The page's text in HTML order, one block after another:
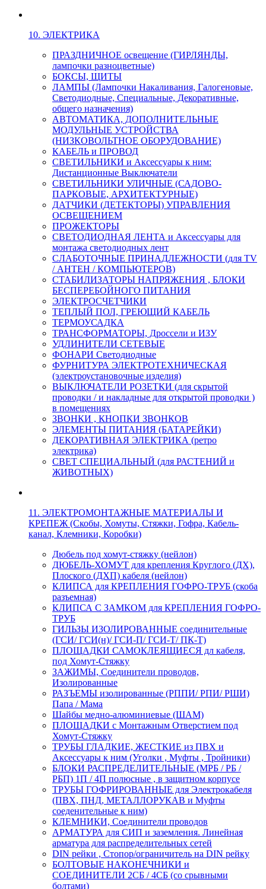
10. ЭЛЕКТРИКА
ПРАЗДНИЧНОЕ освещение (ГИРЛЯНДЫ,
лампочки разноцветные)
БОКСЫ, ЩИТЫ
ЛАМПЫ (Лампочки Накаливания, Галогеновые,
Светодиодные, Специальные, Декоративные,
общего назначения)
АВТОМАТИКА, ДОПОЛНИТЕЛЬНЫЕ
МОДУЛЬНЫЕ УСТРОЙСТВА
(НИЗКОВОЛЬТНОЕ ОБОРУДОВАНИЕ)
КАБЕЛЬ и ПРОВОД
СВЕТИЛЬНИКИ и Аксессуары к ним:
Дистанционные Выключатели
СВЕТИЛЬНИКИ УЛИЧНЫЕ (САДОВО-
ПАРКОВЫЕ, АРХИТЕКТУРНЫЕ)
ДАТЧИКИ (ДЕТЕКТОРЫ) УПРАВЛЕНИЯ
ОСВЕЩЕНИЕМ
ПРОЖЕКТОРЫ
СВЕТОДИОДНАЯ ЛЕНТА и Аксессуары для
монтажа светодиодных лент
СЛАБОТОЧНЫЕ ПРИНАДЛЕЖНОСТИ (для TV
/ АНТЕН / КОМПЬЮТЕРОВ)
СТАБИЛИЗАТОРЫ НАПРЯЖЕНИЯ , БЛОКИ
БЕСПЕРЕБОЙНОГО ПИТАНИЯ
ЭЛЕКТРОСЧЕТЧИКИ
ТЕПЛЫЙ ПОЛ, ГРЕЮЩИЙ КАБЕЛЬ
ТЕРМОУСАДКА
ТРАНСФОРМАТОРЫ, Дроссели и ИЗУ
УДЛИНИТЕЛИ СЕТЕВЫЕ
ФОНАРИ Светодиодные
ФУРНИТУРА ЭЛЕКТРОТЕХНИЧЕСКАЯ
(электроустановочные изделия)
ВЫКЛЮЧАТЕЛИ РОЗЕТКИ (для скрытой
проводки / и накладные для открытой проводки )
в помещениях
ЗВОНКИ , КНОПКИ ЗВОНКОВ
ЭЛЕМЕНТЫ ПИТАНИЯ (БАТАРЕЙКИ)
ДЕКОРАТИВНАЯ ЭЛЕКТРИКА (ретро
электрика)
СВЕТ СПЕЦИАЛЬНЫЙ (для РАСТЕНИЙ и
ЖИВОТНЫХ)
11. ЭЛЕКТРОМОНТАЖНЫЕ МАТЕРИАЛЫ И
КРЕПЕЖ (Скобы, Хомуты, Стяжки, Гофра, Кабель-
канал, Клемники, Коробки)
Дюбель под хомут-стяжку (нейлон)
ДЮБЕЛЬ-ХОМУТ для крепления Круглого (ДХ),
Плоского (ДХП) кабеля (нейлон)
КЛИПСА для КРЕПЛЕНИЯ ГОФРО-ТРУБ (скоба
разъемная)
КЛИПСА С ЗАМКОМ для КРЕПЛЕНИЯ ГОФРО-
ТРУБ
ГИЛЬЗЫ ИЗОЛИРОВАННЫЕ соединительные
(ГСИ/ ГСИ(н)/ ГСИ-П/ ГСИ-Т/ ПК-Т)
ПЛОЩАДКИ САМОКЛЕЯЩИЕСЯ дл кабеля,
под Хомут-Стяжку
ЗАЖИМЫ, Соединители проводов,
Изолированные
РАЗЪЕМЫ изолированные (РППИ/ РПИ/ РШИ)
Папа / Мама
Шайбы медно-алюминиевые (ШАМ)
ПЛОЩАДКИ с Монтажным Отверстием под
Хомут-Стяжку
ТРУБЫ ГЛАДКИЕ, ЖЕСТКИЕ из ПВХ и
Аксессуары к ним (Уголки , Муфты , Тройники)
БЛОКИ РАСПРЕДЕЛИТЕЛЬНЫЕ (МРБ / РБ /
РБП) 1П / 4П полюсные , в защитном корпусе
ТРУБЫ ГОФРИРОВАННЫЕ для Электрокабеля
(ПВХ, ПНД, МЕТАЛЛОРУКАВ и Муфты
соеденительные к ним)
КЛЕМНИКИ, Соединители проводов
АРМАТУРА для СИП и заземления. Линейная
арматура для распределительных сетей
DIN рейки , Стопор/ограничитель на DIN рейку
БОЛТОВЫЕ НАКОНЕЧНИКИ и
СОЕДИНИТЕЛИ 2СБ / 4СБ (со срывными
болтами)